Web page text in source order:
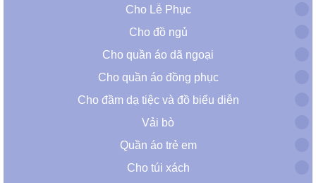
Cho Lễ Phục
Cho đồ ngủ
Cho quần áo dã ngoại
Cho quần áo đồng phục
Cho đầm dạ tiệc và đồ biểu diễn
Vải bò
Quần áo trẻ em
Cho túi xách